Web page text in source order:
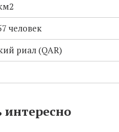
человек
риал (QAR)